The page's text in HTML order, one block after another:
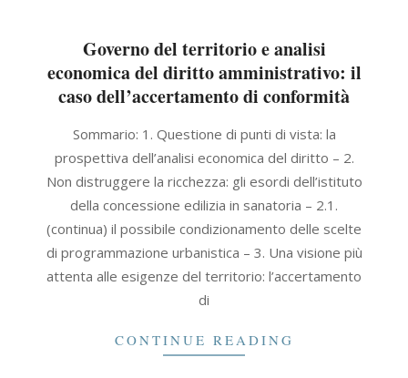
Governo del territorio e analisi
economica del diritto amministrativo: il
caso dell’accertamento di conformità
30
Sommario: 1. Questione di punti di vista: la
prospettiva dell’analisi economica del diritto – 2.
Non distruggere la ricchezza: gli esordi dell’istituto
della concessione edilizia in sanatoria – 2.1.
(continua) il possibile condizionamento delle scelte
di programmazione urbanistica – 3. Una visione più
attenta alle esigenze del territorio: l’accertamento
di
CONTINUE READING